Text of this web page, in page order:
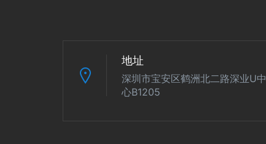
地址
深圳市宝安区鹤洲北二路深业U中
心B1205